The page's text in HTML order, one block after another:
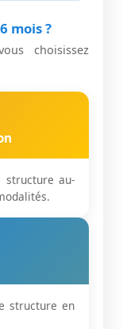
mois ?
choisissez
structure au-
structure en